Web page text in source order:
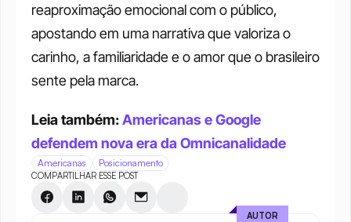
reaproximação emocional com o público,
apostando em uma narrativa que valoriza o
carinho, a familiaridade e o amor que o brasileiro
sente pela marca.
Leia também: Americanas e Google
defendem nova era da Omnicanalidade
Americanas Posicionamento
COMPARTILHAR ESSE POST
AUTOR